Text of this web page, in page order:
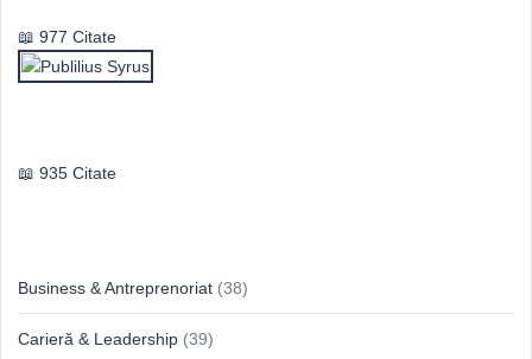
977 Citate
935 Citate
Business & Antreprenoriat (38)
Carieră & Leadership (39)